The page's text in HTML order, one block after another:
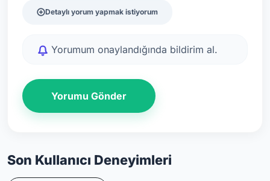
Detaylı yorum yapmak istiyorum
Yorumum onaylandığında bildirim al.
Yorumu Gönder
Son Kullanıcı Deneyimleri